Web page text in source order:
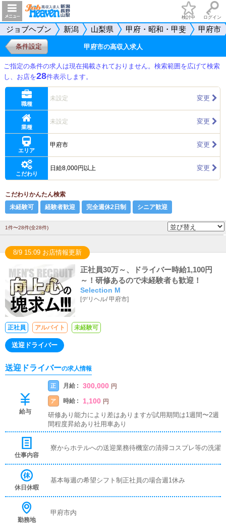
検討中 ログイン
ジョブヘブン 新潟 山梨県 甲府・昭和・甲斐 甲府市
条件設定 甲府市の高収入求人
ご指定の条件の求人は現在掲載されておりません。検索範囲を広げて検索
し、お店を28件表示します。
職種
未設定 変更
業種
未設定 変更
エリア
甲府市 変更
こだわり
日給8,000円以上 変更
こだわりかんたん検索
未経験可
経験者歓迎 完全週休2日制 シニア歓迎
1件〜28件(全28件)
8/9 15:09 お店情報更新
正社員30万～、ドライバー時給1,100円
～！研修あるので未経験者も歓迎！
Selection M
[デリヘル/甲府市]
正社員 アルバイト 未経験可
送迎ドライバー
送迎ドライバーの求人情報
給与
正 月給 : 300,000 円
ア 時給 : 1,100 円
研修あり能力により差はありますが試用期間は1週間〜2週
間程度昇給あり社用車あり
仕事内容
寮からホテルへの送迎業務待機室の清掃コスプレ等の洗濯
休日休暇
基本毎週の希望シフト制正社員の場合週1休み
勤務地
甲府市内